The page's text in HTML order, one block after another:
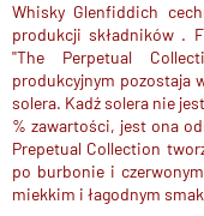
Whisky Glenfiddich
produkcji składników .
''The Perpetual
produkcyjnym pozostaja
solera. Kadź solera nie
% zawartości, jest ona
Prepetual Collection
po burbonie i
miekkim i łagodnym